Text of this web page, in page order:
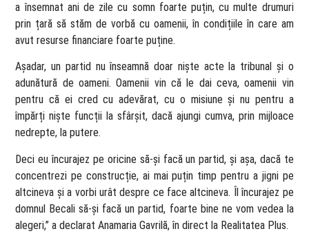
a însemnat ani de zile cu somn foarte puțin, cu multe drumuri
prin țară să stăm de vorbă cu oamenii, în condițiile în care am
avut resurse financiare foarte puține.
Așadar, un partid nu înseamnă doar niște acte la tribunal și o
adunătură de oameni. Oamenii vin că le dai ceva, oamenii vin
pentru că ei cred cu adevărat, cu o misiune și nu pentru a
împărți niște funcții la sfârșit, dacă ajungi cumva, prin mijloace
nedrepte, la putere.
Deci eu încurajez pe oricine să-și facă un partid, și așa, dacă te
concentrezi pe construcție, ai mai puțin timp pentru a jigni pe
altcineva și a vorbi urât despre ce face altcineva. Îl încurajez pe
domnul Becali să-și facă un partid, foarte bine ne vom vedea la
alegeri,” a declarat Anamaria Gavrilă, în direct la Realitatea Plus.